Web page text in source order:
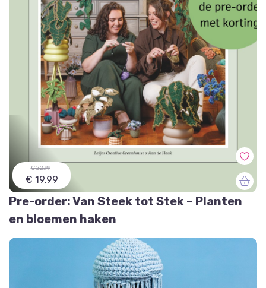
€ 22,99
€ 19,99
Pre-order: Van Steek tot Stek – Planten
en bloemen haken